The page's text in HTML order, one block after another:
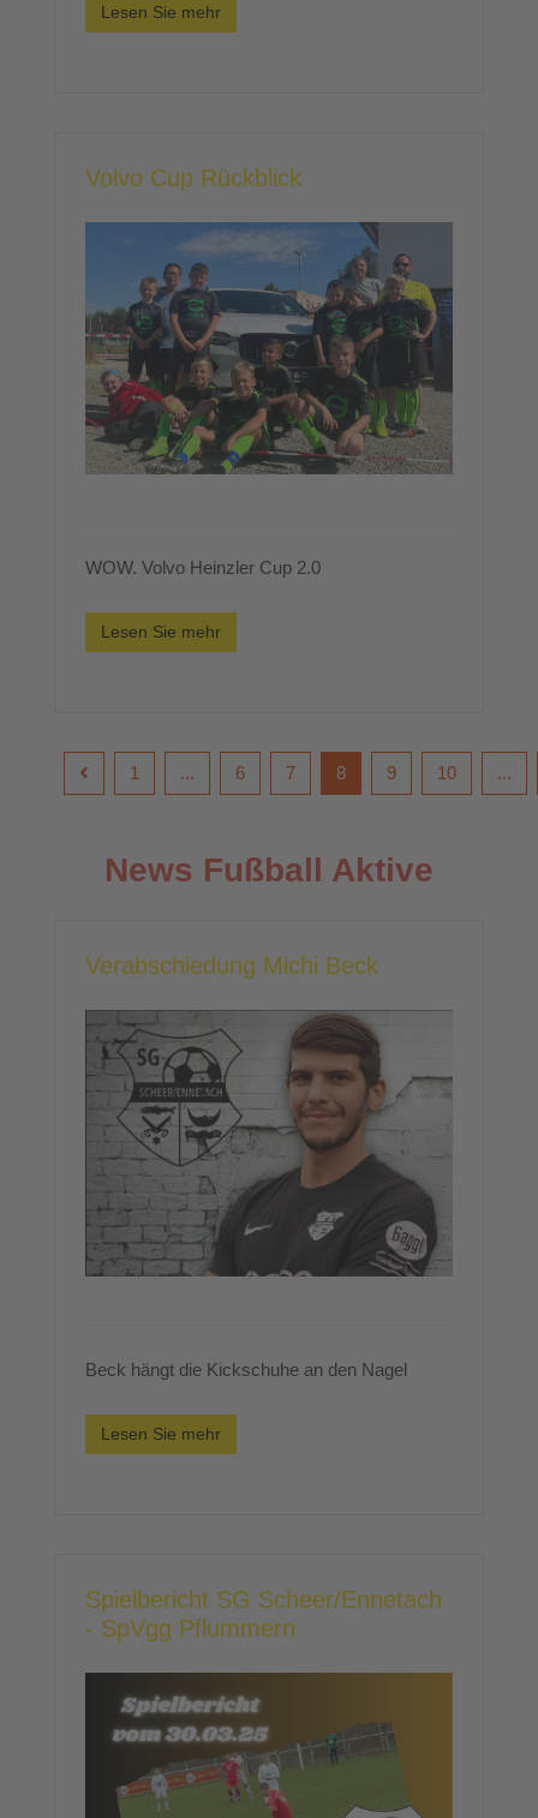
Lesen Sie mehr
Volvo Cup Rückblick
WOW. Volvo Heinzler Cup 2.0
Lesen Sie mehr
1 ... 6 7 8 9 10 ...
News Fußball Aktive
Verabschiedung Michi Beck
Beck hängt die Kickschuhe an den Nagel
Lesen Sie mehr
Spielbericht SG Scheer/Ennetach
- SpVgg Pflummern